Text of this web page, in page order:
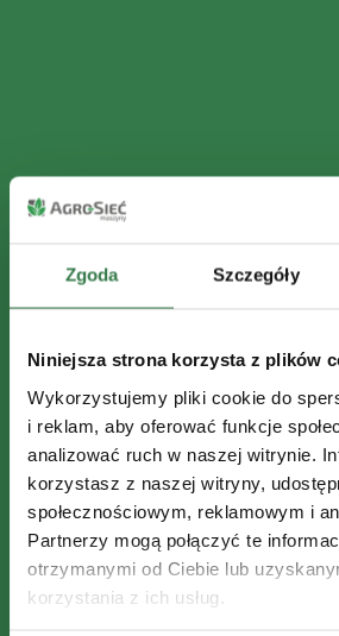
Zgoda Szczegóły
Niniejsza strona korzysta z plików
Wykorzystujemy pliki cookie do
i reklam, aby oferować funkcje
analizować ruch w naszej witrynie.
korzystasz z naszej witryny,
społecznościowym, reklamowym i
Partnerzy mogą połączyć te
otrzymanymi od Ciebie lub
korzystania z ich usług.